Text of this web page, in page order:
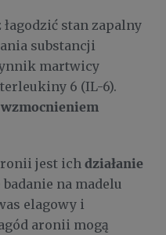
stan zapalny
substancji
martwicy
6 (IL-6).
wzmocnieniem
jest ich działanie
badanie na madelu
elagowy i
aronii mogą